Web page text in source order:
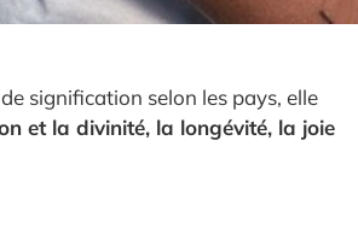
signification selon les pays, elle
et la divinité, la longévité, la joie